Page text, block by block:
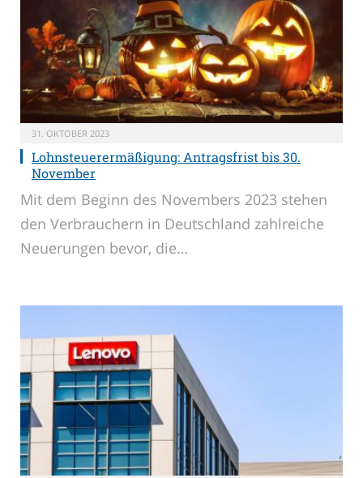
31. OKTOBER 2023
Lohnsteuerermäßigung: Antragsfrist bis 30.
November
Mit dem Beginn des Novembers 2023 stehen
den Verbrauchern in Deutschland zahlreiche
Neuerungen bevor, die…